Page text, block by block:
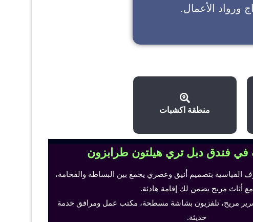
ورواد الأعمال.
منطقة اكشبات
في فندق دبل تري هيلتون طرابزون
القياسية بتصميم أنيق وعصري يجمع بين البساطة والفخامة،
مع أثاث مريح يضمن لك إقامة هادئة.
مريح، تلفزيون بشاشة مسطحة، مكتب عمل ومرافق خدمة
حديثة.